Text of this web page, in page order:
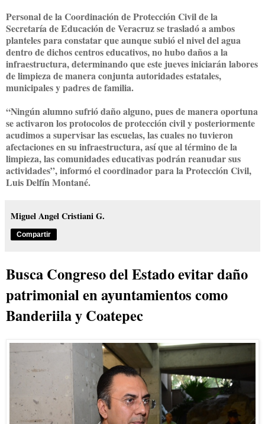
Personal de la Coordinación de Protección Civil de la
Secretaría de Educación de Veracruz se trasladó a ambos
planteles para constatar que aunque subió el nivel del agua
dentro de dichos centros educativos, no hubo daños a la
infraestructura, determinando que este jueves iniciarán labores
de limpieza de manera conjunta autoridades estatales,
municipales y padres de familia.
“Ningún alumno sufrió daño alguno, pues de manera oportuna
se activaron los protocolos de protección civil y posteriormente
acudimos a supervisar las escuelas, las cuales no tuvieron
afectaciones en su infraestructura, así que al término de la
limpieza, las comunidades educativas podrán reanudar sus
actividades”, informó el coordinador para la Protección Civil,
Luis Delfín Montané.
Miguel Angel Cristiani G.
Compartir
Busca Congreso del Estado evitar daño
patrimonial en ayuntamientos como
Banderiila y Coatepec